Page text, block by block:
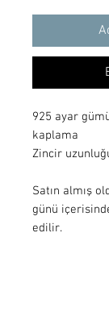
925 ayar
kaplama
Zincir
Satın almış
günü
edilir.